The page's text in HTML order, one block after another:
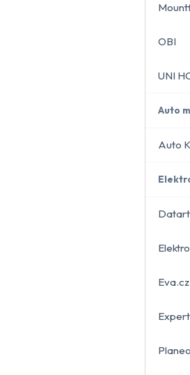
OBI
UNI
Auto
Auto
Datart
Eva.cz
Planeo